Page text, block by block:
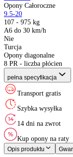
Rozmiar:
Indeks ładowności
Indeks prędkości
XL (Extra Load)
Kraj pochodzenia:
Konstrukcja
Liczba płócien
Starmaxx
Opony Całoroczne
9.5-20
107 - 975 kg